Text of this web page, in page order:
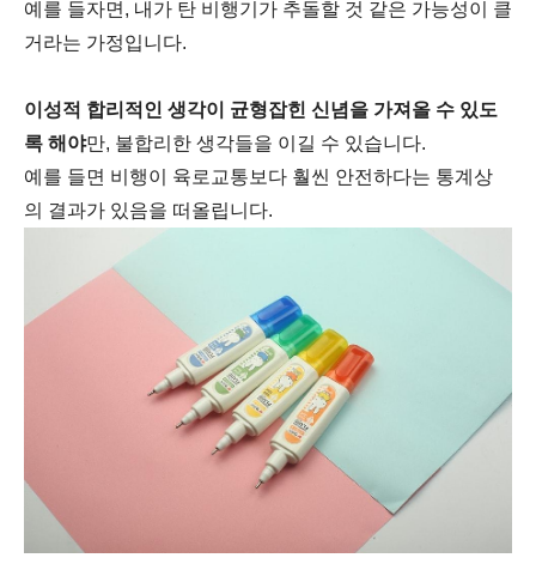
예를 들자면, 내가 탄 비행기가 추돌할 것 같은 가능성이 클
거라는 가정입니다.
이성적 합리적인 생각이 균형잡힌 신념을 가져올 수 있도
록 해야만, 불합리한 생각들을 이길 수 있습니다.
예를 들면 비행이 육로교통보다 훨씬 안전하다는 통계상
의 결과가 있음을 떠올립니다.